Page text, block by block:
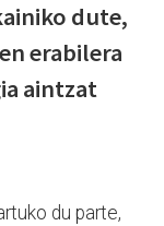
dute,
erabilera
aintzat
du parte,